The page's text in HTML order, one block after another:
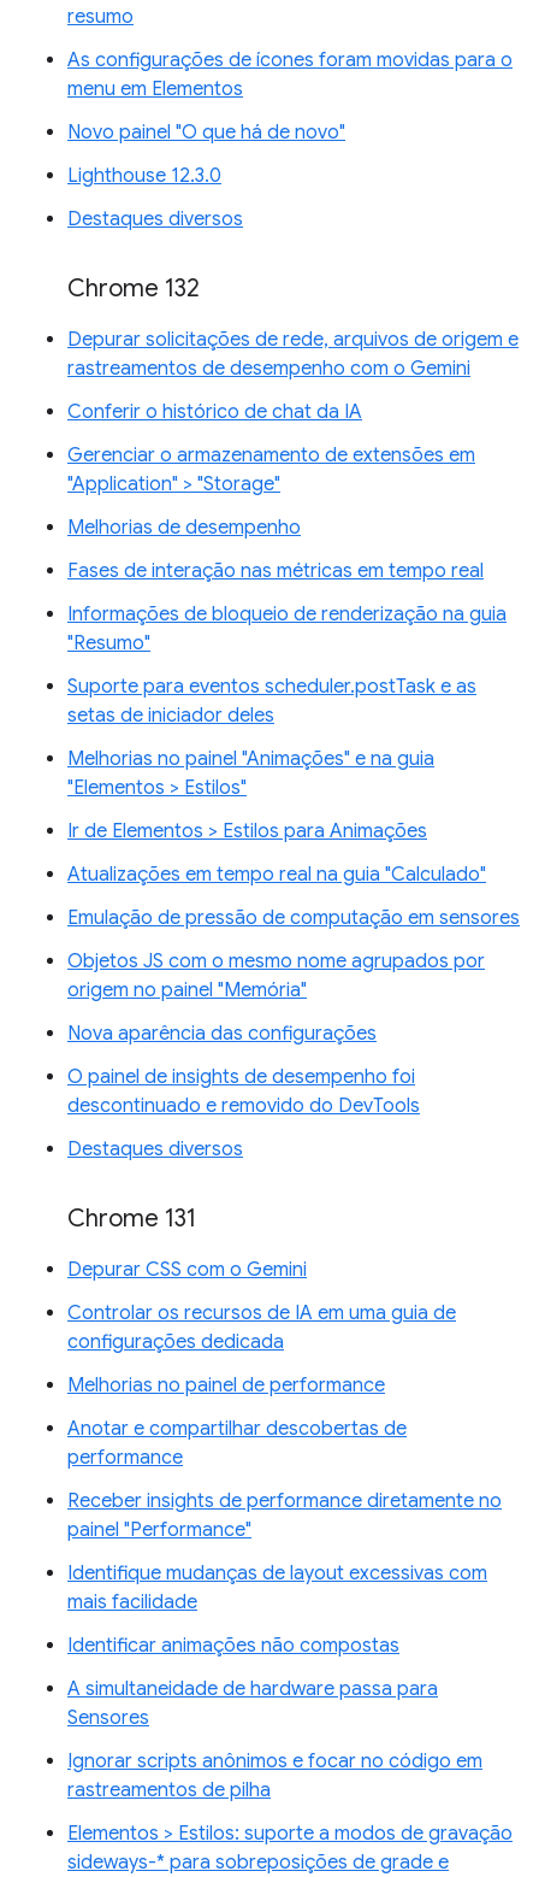
resumo
As configurações de ícones foram movidas para o
menu em Elementos
Novo painel "O que há de novo"
Lighthouse 12.3.0
Destaques diversos
Chrome 132
Depurar solicitações de rede, arquivos de origem e
rastreamentos de desempenho com o Gemini
Conferir o histórico de chat da IA
Gerenciar o armazenamento de extensões em
"Application" > "Storage"
Melhorias de desempenho
Fases de interação nas métricas em tempo real
Informações de bloqueio de renderização na guia
"Resumo"
Suporte para eventos scheduler.postTask e as
setas de iniciador deles
Melhorias no painel "Animações" e na guia
"Elementos > Estilos"
Ir de Elementos > Estilos para Animações
Atualizações em tempo real na guia "Calculado"
Emulação de pressão de computação em sensores
Objetos JS com o mesmo nome agrupados por
origem no painel "Memória"
Nova aparência das configurações
O painel de insights de desempenho foi
descontinuado e removido do DevTools
Destaques diversos
Chrome 131
Depurar CSS com o Gemini
Controlar os recursos de IA em uma guia de
configurações dedicada
Melhorias no painel de performance
Anotar e compartilhar descobertas de
performance
Receber insights de performance diretamente no
painel "Performance"
Identifique mudanças de layout excessivas com
mais facilidade
Identificar animações não compostas
A simultaneidade de hardware passa para
Sensores
Ignorar scripts anônimos e focar no código em
rastreamentos de pilha
Elementos > Estilos: suporte a modos de gravação
sideways-* para sobreposições de grade e